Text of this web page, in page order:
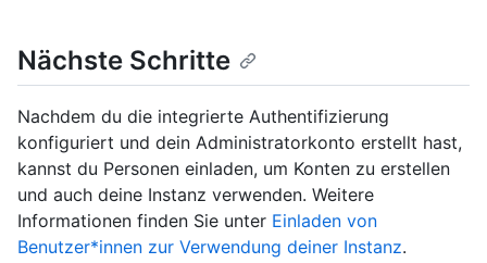
Nächste Schritte
Nachdem du die integrierte Authentifizierung
konfiguriert und dein Administratorkonto erstellt hast,
kannst du Personen einladen, um Konten zu erstellen
und auch deine Instanz verwenden. Weitere
Informationen finden Sie unter Einladen von
Benutzer*innen zur Verwendung deiner Instanz.